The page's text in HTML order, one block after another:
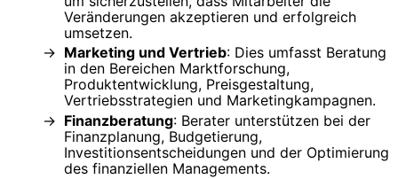
Veränderungen akzeptieren und erfolgreich
umsetzen.
Marketing und Vertrieb: Dies umfasst Beratung
in den Bereichen Marktforschung,
Produktentwicklung, Preisgestaltung,
Vertriebsstrategien und Marketingkampagnen.
Finanzberatung: Berater unterstützen bei der
Finanzplanung, Budgetierung,
Investitionsentscheidungen und der Optimierung
des finanziellen Managements.